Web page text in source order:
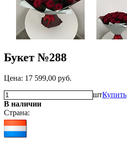
Букет №288
Цена: 17 599,00 руб.
штКупить
В наличии
Страна: